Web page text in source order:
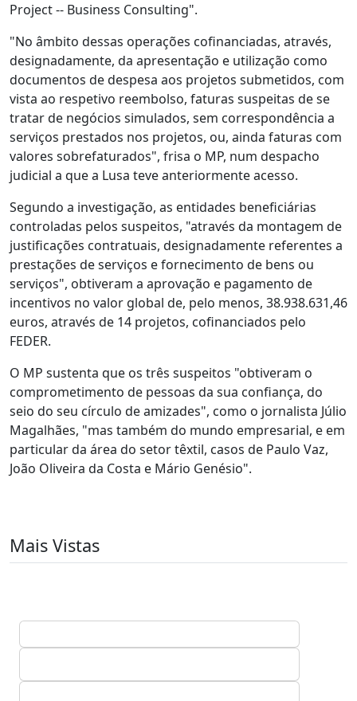
Project -- Business Consulting".
"No âmbito dessas operações cofinanciadas, através,
designadamente, da apresentação e utilização como
documentos de despesa aos projetos submetidos, com
vista ao respetivo reembolso, faturas suspeitas de se
tratar de negócios simulados, sem correspondência a
serviços prestados nos projetos, ou, ainda faturas com
valores sobrefaturados", frisa o MP, num despacho
judicial a que a Lusa teve anteriormente acesso.
Segundo a investigação, as entidades beneficiárias
controladas pelos suspeitos, "através da montagem de
justificações contratuais, designadamente referentes a
prestações de serviços e fornecimento de bens ou
serviços", obtiveram a aprovação e pagamento de
incentivos no valor global de, pelo menos, 38.938.631,46
euros, através de 14 projetos, cofinanciados pelo
FEDER.
O MP sustenta que os três suspeitos "obtiveram o
comprometimento de pessoas da sua confiança, do
seio do seu círculo de amizades", como o jornalista Júlio
Magalhães, "mas também do mundo empresarial, e em
particular da área do setor têxtil, casos de Paulo Vaz,
João Oliveira da Costa e Mário Genésio".
Mais Vistas